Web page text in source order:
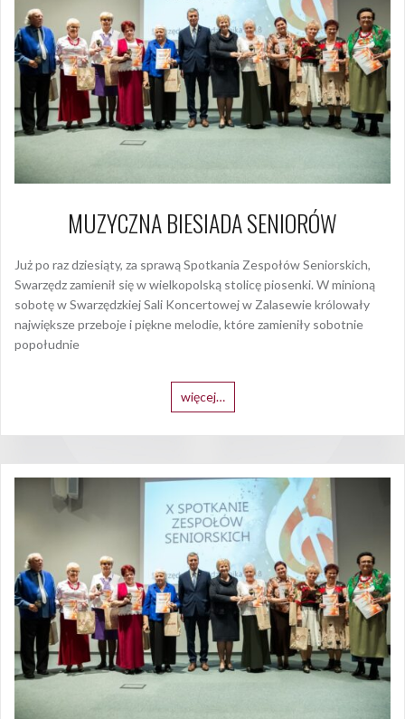
MUZYCZNA BIESIADA SENIORÓW
Już po raz dziesiąty, za sprawą Spotkania Zespołów Seniorskich,
Swarzędz zamienił się w wielkopolską stolicę piosenki. W minioną
sobotę w Swarzędzkiej Sali Koncertowej w Zalasewie królowały
największe przeboje i piękne melodie, które zamieniły sobotnie
popołudnie
więcej…